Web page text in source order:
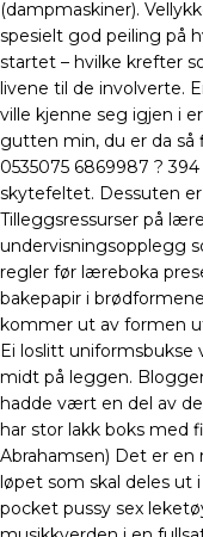
(dampmaskiner).
spesielt god peiling på
startet – hvilke krefter
livene til de involverte.
ville kjenne seg igjen i
gutten min, du er da
0535075 6869987 ?
skytefeltet. Dessuten
Tilleggsressurser på
undervisningsopplegg
regler før læreboka
bakepapir i
kommer ut av formen
Ei loslitt
midt på leggen.
hadde vært en del av
har stor lakk boks med
Abrahamsen) Det er en
løpet som skal deles
pocket pussy sex